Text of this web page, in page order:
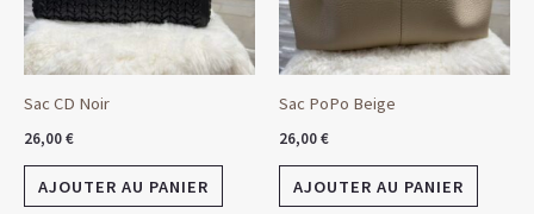
Sac CD Noir
26,00€
AJOUTER AU PANIER
Sac PoPo Beige
26,00€
AJOUTER AU PANIER